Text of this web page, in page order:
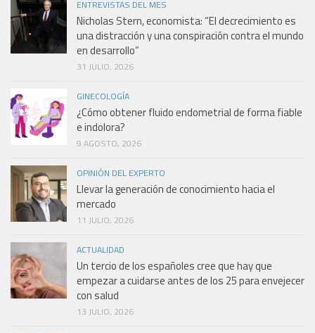
ENTREVISTAS DEL MES
Nicholas Stern, economista: “El decrecimiento es
una distracción y una conspiración contra el mundo
en desarrollo”
31 JULIO, 2026
GINECOLOGÍA
¿Cómo obtener fluido endometrial de forma fiable
e indolora?
9 AGOSTO, 2026
OPINIÓN DEL EXPERTO
Llevar la generación de conocimiento hacia el
mercado
11 JULIO, 2026
ACTUALIDAD
Un tercio de los españoles cree que hay que
empezar a cuidarse antes de los 25 para envejecer
con salud
13 JULIO, 2026